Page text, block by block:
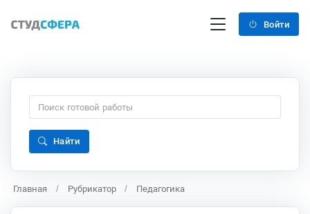
Войти
Найти
Главная Рубрикатор Педагогика